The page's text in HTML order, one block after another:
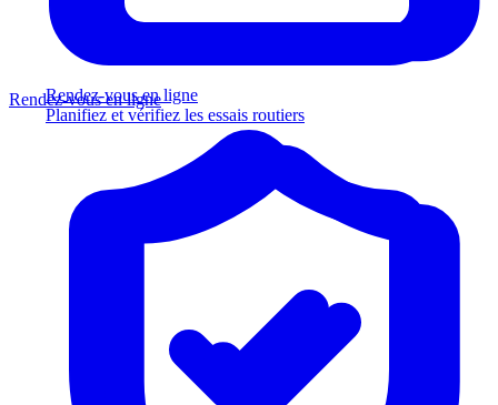
Rendez-vous en ligne
Planifiez et vérifiez les essais routiers
Rendez-vous en ligne